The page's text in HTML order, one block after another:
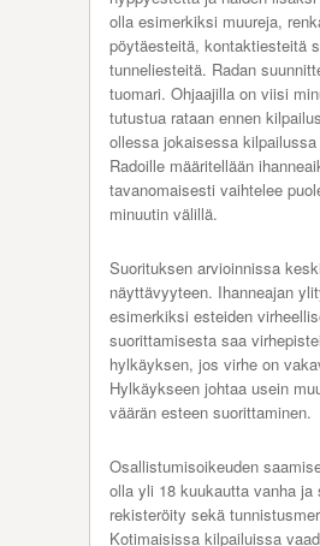
olla esimerkiksi muureja,
pöytäesteitä, kontaktiesteitä
tunneliesteitä. Radan
tuomari. Ohjaajilla on viisi
tutustua rataan ennen
ollessa jokaisessa
Radoille määritellään
tavanomaisesti vaihtelee
minuutin välillä.
Suorituksen arvioinnissa
näyttävyyteen. Ihanneajan
esimerkiksi esteiden
suorittamisesta saa
hylkäyksen, jos virhe on
Hylkäykseen johtaa usein
väärän esteen suorittaminen.
Osallistumisoikeuden
olla yli 18 kuukautta vanha ja
rekisteröity sekä
Kotimaisissa kilpailuissa